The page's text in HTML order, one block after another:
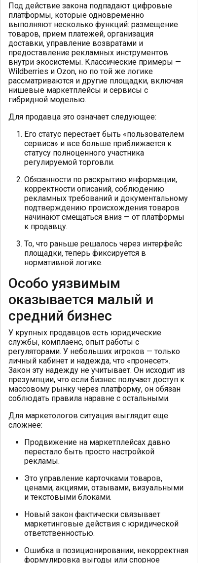
Под действие закона подпадают цифровые
платформы, которые одновременно
выполняют несколько функций: размещение
товаров, прием платежей, организация
доставки, управление возвратами и
предоставление рекламных инструментов
внутри экосистемы. Классические примеры —
Wildberries и Ozon, но по той же логике
рассматриваются и другие площадки, включая
нишевые маркетплейсы и сервисы с
гибридной моделью.
Для продавца это означает следующее:
Его статус перестает быть «пользователем
сервиса» и все больше приближается к
статусу полноценного участника
регулируемой торговли.
Обязанности по раскрытию информации,
корректности описаний, соблюдению
рекламных требований и документальному
подтверждению происхождения товаров
начинают смещаться вниз — от платформы
к продавцу.
То, что раньше решалось через интерфейс
площадки, теперь фиксируется в
нормативной логике.
Особо уязвимым
оказывается малый и
средний бизнес
У крупных продавцов есть юридические
службы, комплаенс, опыт работы с
регуляторами. У небольших игроков — только
личный кабинет и надежда, что «пронесет».
Закон эту надежду не учитывает. Он исходит из
презумпции, что если бизнес получает доступ к
массовому рынку через платформу, он обязан
соблюдать правила наравне с остальными.
Для маркетологов ситуация выглядит еще
сложнее:
Продвижение на маркетплейсах давно
перестало быть просто настройкой
рекламы.
Это управление карточками товаров,
ценами, акциями, отзывами, визуальными
и текстовыми блоками.
Новый закон фактически связывает
маркетинговые действия с юридической
ответственностью.
Ошибка в позиционировании, некорректная
формулировка выгоды или спорное